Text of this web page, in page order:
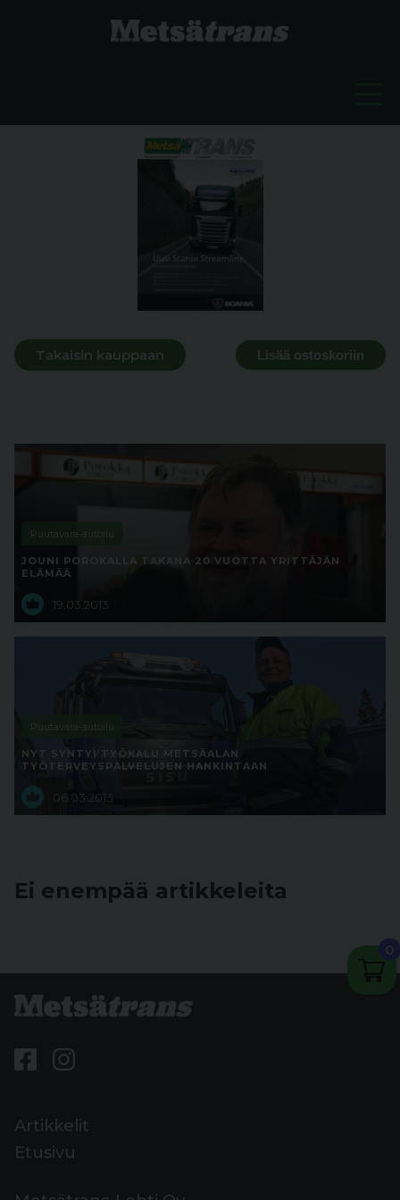
Takaisin kauppaan Lisää ostoskoriin
Puutavara-autoilu
JOUNI POROKALLA TAKANA 20 VUOTTA YRITTÄJÄN
ELÄMÄÄ
19.03.2013
Puutavara-autoilu
NYT SYNTYI TYÖKALU METSÄALAN
TYÖTERVEYSPALVELUJEN HANKINTAAN
06.03.2013
Ei enempää artikkeleita
Artikkelit
Etusivu